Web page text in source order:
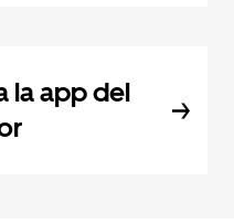
la app del